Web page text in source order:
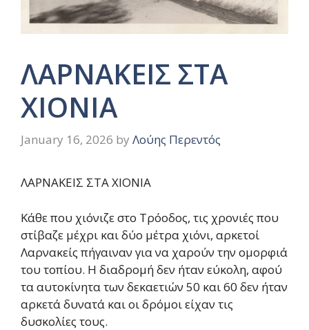
ΛΑΡΝΑΚΕΙΣ ΣΤΑ
ΧΙΟΝΙΑ
January 16, 2026 by Λούης Περεντός
ΛΑΡΝΑΚΕΙΣ ΣΤΑ ΧΙΟΝΙΑ
Κάθε που χιόνιζε στο Τρόοδος, τις χρονιές που
στίβαζε μέχρι και δύο μέτρα χιόνι, αρκετοί
Λαρνακείς πήγαιναν για να χαρούν την ομορφιά
του τοπίου. Η διαδρομή δεν ήταν εύκολη, αφού
τα αυτοκίνητα των δεκαετιών 50 και 60 δεν ήταν
αρκετά δυνατά και οι δρόμοι είχαν τις
δυσκολίες τους.